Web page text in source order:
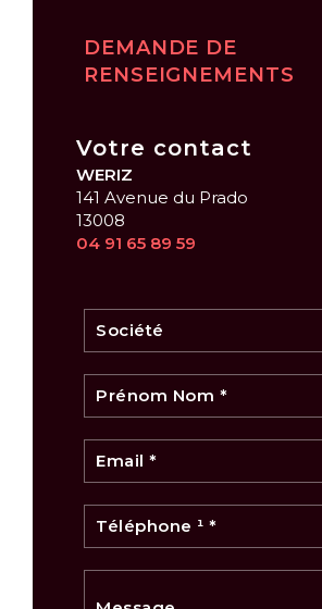
DEMANDE DE
RENSEIGNEMENTS
Votre contact
WERIZ
141 Avenue du Prado
13008
04 91 65 89 59